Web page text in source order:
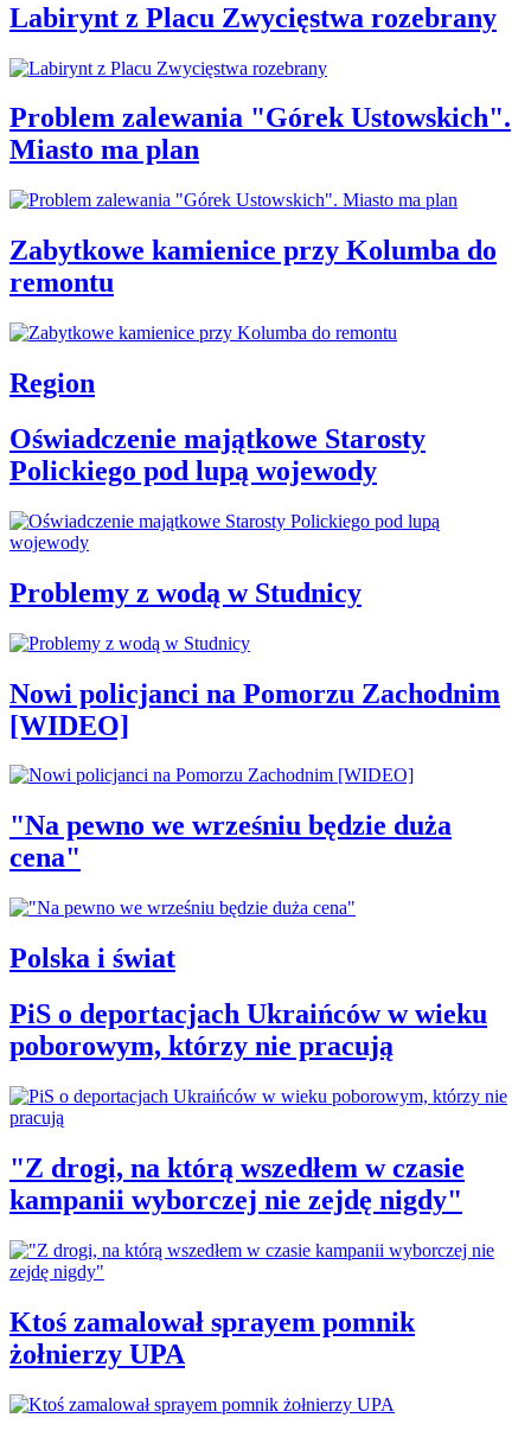
Labirynt z Placu Zwycięstwa rozebrany
Problem zalewania "Górek Ustowskich".
Miasto ma plan
Zabytkowe kamienice przy Kolumba do
remontu
Region
Oświadczenie majątkowe Starosty
Polickiego pod lupą wojewody
Problemy z wodą w Studnicy
Nowi policjanci na Pomorzu Zachodnim
[WIDEO]
"Na pewno we wrześniu będzie duża
cena"
Polska i świat
PiS o deportacjach Ukraińców w wieku
poborowym, którzy nie pracują
"Z drogi, na którą wszedłem w czasie
kampanii wyborczej nie zejdę nigdy"
Ktoś zamalował sprayem pomnik
żołnierzy UPA